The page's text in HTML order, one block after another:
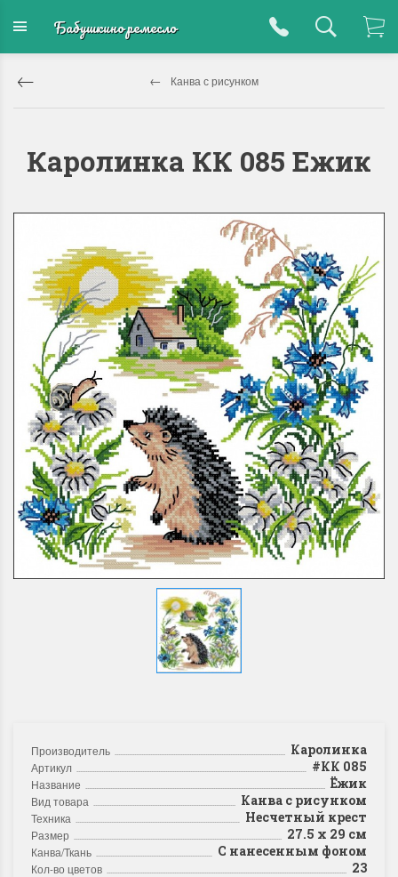
Бабушкино ремесло
Канва с рисунком
Каролинка КК 085 Ежик
Производитель Каролинка
Артикул #КК 085
Название Ёжик
Вид товара Канва с рисунком
Техника Несчетный крест
Размер 27.5 х 29 см
Канва/Ткань С нанесенным фоном
Кол-во цветов 23